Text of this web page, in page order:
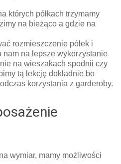
których półkach trzymamy
na bieżąco a gdzie na
rozmieszczenie półek i
nam na lepsze wykorzystanie
na wieszakach spodnii czy
tą lekcję dokładnie bo
korzystania z garderoby.
wymiar, mamy możliwości